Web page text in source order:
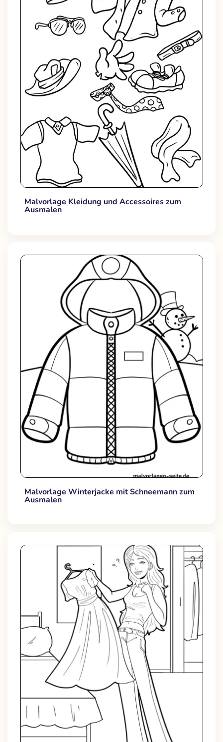
Malvorlage Kleidung und Accessoires zum
Ausmalen
Malvorlage Winterjacke mit Schneemann zum
Ausmalen